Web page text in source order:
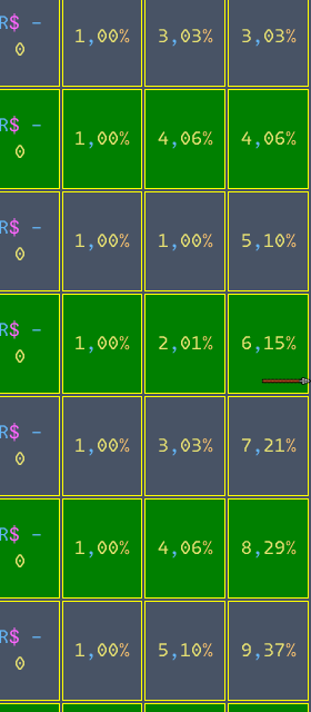
R$ -
0
1,00% 3,03% 3,03%
R$ -
0
1,00% 4,06% 4,06%
R$ -
0
1,00% 1,00% 5,10%
R$ -
0
1,00% 2,01% 6,15%
R$ -
0
1,00% 3,03% 7,21%
R$ -
0
1,00% 4,06% 8,29%
R$ -
0
1,00% 5,10% 9,37%